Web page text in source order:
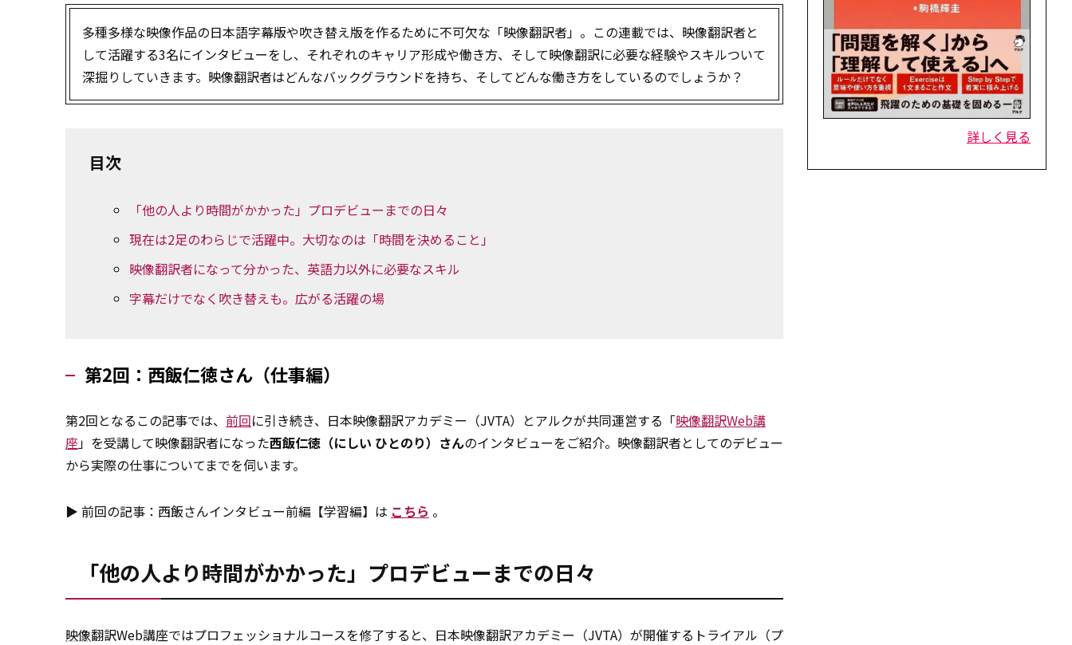
多種多様な映像作品の日本語字幕版や吹き替え版を作るために不可欠な「映像翻訳者」。この連載では、映像翻訳者と
して活躍する3名にインタビューをし、それぞれのキャリア形成や働き方、そして映像翻訳に必要な経験やスキルついて
深掘りしていきます。映像翻訳者はどんなバックグラウンドを持ち、そしてどんな働き方をしているのでしょうか？
目次
「他の人より時間がかかった」プロデビューまでの日々
現在は2足のわらじで活躍中。大切なのは「時間を決めること」
映像翻訳者になって分かった、英語力以外に必要なスキル
字幕だけでなく吹き替えも。広がる活躍の場
第2回：西飯仁徳さん（仕事編）
第2回となるこの記事では、 前回に引き続き、日本映像翻訳アカデミー（JVTA）とアルクが共同運営する「映像翻訳Web講
座」を受講して映像翻訳者になった西飯仁徳（にしい ひとのり）さんのインタビューをご紹介。映像翻訳者としてのデビュー
から実際の仕事についてまでを伺います。
▶ 前回の記事：西飯さんインタビュー前編【学習編】は こちら 。
「他の人より時間がかかった」プロデビューまでの日々
映像翻訳Web講座ではプロフェッショナルコースを修了すると、日本映像翻訳アカデミー（JVTA）が開催するトライアル（プ
詳しく見る